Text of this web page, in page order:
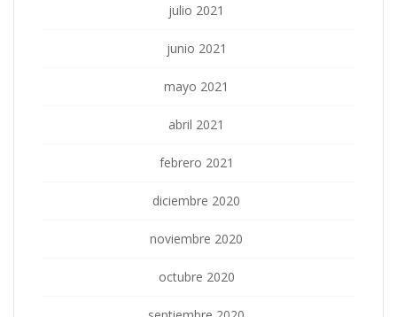
julio 2021
junio 2021
mayo 2021
abril 2021
febrero 2021
diciembre 2020
noviembre 2020
octubre 2020